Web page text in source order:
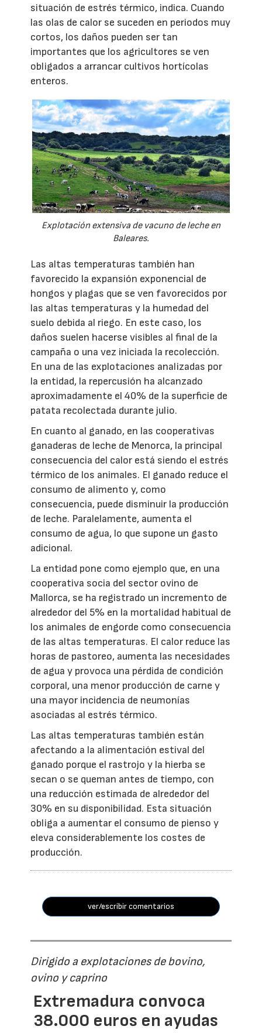
situación de estrés térmico, indica. Cuando
las olas de calor se suceden en periodos muy
cortos, los daños pueden ser tan
importantes que los agricultores se ven
obligados a arrancar cultivos hortícolas
enteros.
Explotación extensiva de vacuno de leche en
Baleares.
Las altas temperaturas también han
favorecido la expansión exponencial de
hongos y plagas que se ven favorecidos por
las altas temperaturas y la humedad del
suelo debida al riego. En este caso, los
daños suelen hacerse visibles al final de la
campaña o una vez iniciada la recolección.
En una de las explotaciones analizadas por
la entidad, la repercusión ha alcanzado
aproximadamente el 40% de la superficie de
patata recolectada durante julio.
En cuanto al ganado, en las cooperativas
ganaderas de leche de Menorca, la principal
consecuencia del calor está siendo el estrés
térmico de los animales. El ganado reduce el
consumo de alimento y, como
consecuencia, puede disminuir la producción
de leche. Paralelamente, aumenta el
consumo de agua, lo que supone un gasto
adicional.
La entidad pone como ejemplo que, en una
cooperativa socia del sector ovino de
Mallorca, se ha registrado un incremento de
alrededor del 5% en la mortalidad habitual de
los animales de engorde como consecuencia
de las altas temperaturas. El calor reduce las
horas de pastoreo, aumenta las necesidades
de agua y provoca una pérdida de condición
corporal, una menor producción de carne y
una mayor incidencia de neumonías
asociadas al estrés térmico.
Las altas temperaturas también están
afectando a la alimentación estival del
ganado porque el rastrojo y la hierba se
secan o se queman antes de tiempo, con
una reducción estimada de alrededor del
30% en su disponibilidad. Esta situación
obliga a aumentar el consumo de pienso y
eleva considerablemente los costes de
producción.
ver/escribir comentarios
Dirigido a explotaciones de bovino,
ovino y caprino
Extremadura convoca
38.000 euros en ayudas